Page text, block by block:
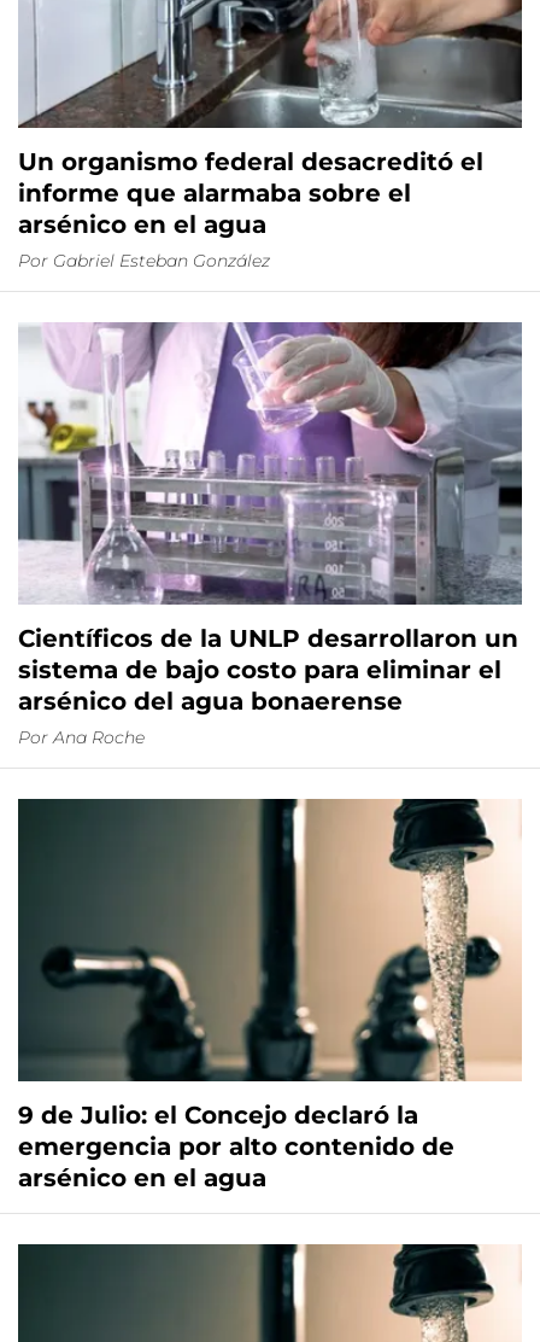
Un organismo federal desacreditó el
informe que alarmaba sobre el
arsénico en el agua
Por Gabriel Esteban González
Científicos de la UNLP desarrollaron un
sistema de bajo costo para eliminar el
arsénico del agua bonaerense
Por Ana Roche
9 de Julio: el Concejo declaró la
emergencia por alto contenido de
arsénico en el agua